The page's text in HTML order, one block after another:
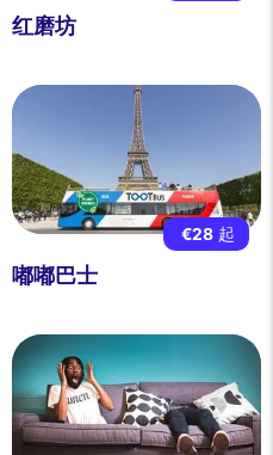
红磨坊
€28起
嘟嘟巴士